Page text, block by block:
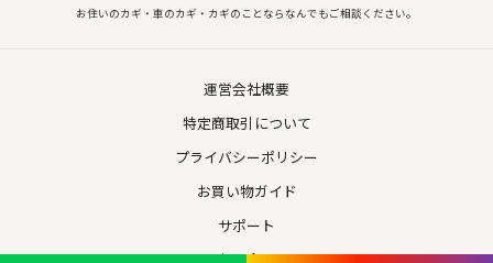
お住いのカギ・車のカギ・カギのことならなんでもご相談ください。
運営会社概要
特定商取引について
プライバシーポリシー
お買い物ガイド
サポート
お問合せ